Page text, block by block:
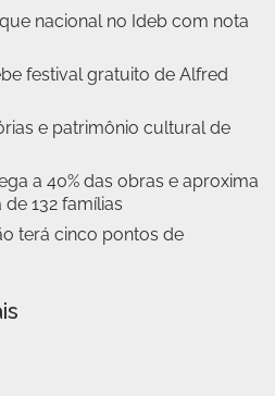
nacional no Ideb com nota
festival gratuito de Alfred
e patrimônio cultural de
a 40% das obras e aproxima
132 famílias
terá cinco pontos de